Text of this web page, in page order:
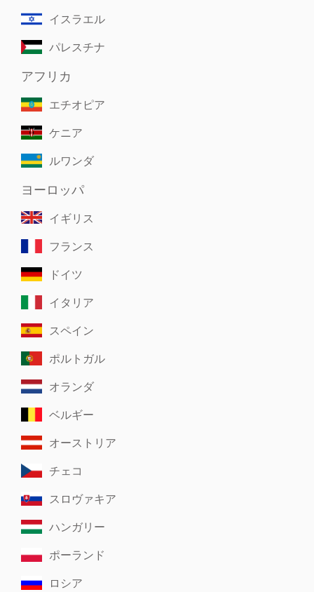
イスラエル
パレスチナ
アフリカ
エチオピア
ケニア
ルワンダ
ヨーロッパ
イギリス
フランス
ドイツ
イタリア
スペイン
ポルトガル
オランダ
ベルギー
オーストリア
チェコ
スロヴァキア
ハンガリー
ポーランド
ロシア